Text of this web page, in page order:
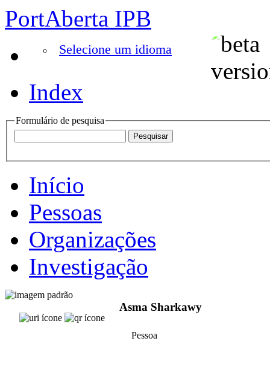
PortAberta IPB
Selecione um idioma
Index
Formulário de pesquisa
Início
Pessoas
Organizações
Investigação
Asma Sharkawy
Pessoa